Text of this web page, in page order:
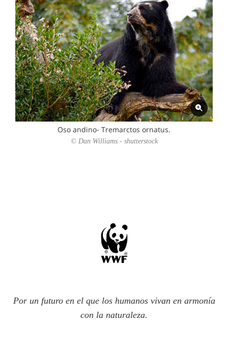
Oso andino- Tremarctos ornatus.
© Dan Williams - shutterstock
Por un futuro en el que los humanos vivan en armonía
con la naturaleza.